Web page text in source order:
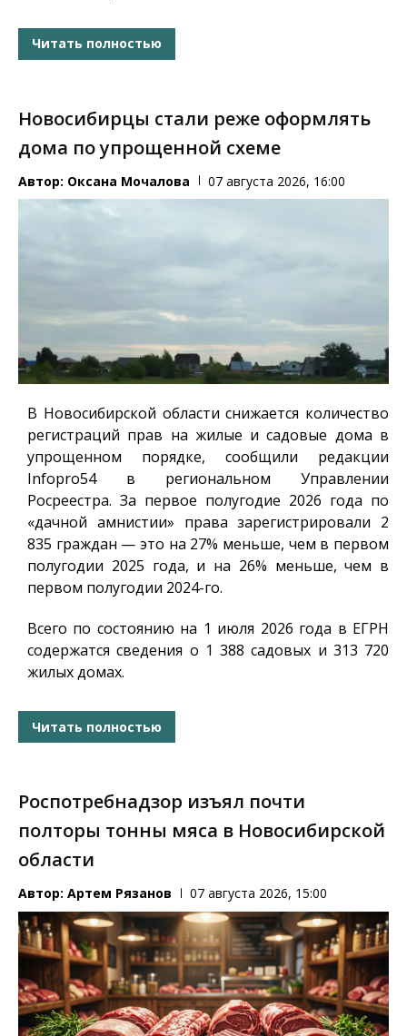
Читать полностью
Новосибирцы стали реже оформлять
дома по упрощенной схеме
Автор: Оксана Мочалова 07 августа 2026, 16:00
В Новосибирской области снижается количество
регистраций прав на жилые и садовые дома в
упрощенном порядке, сообщили редакции
Infopro54в региональном Управлении
Росреестра. За первое полугодие 2026 года по
«дачной амнистии» права зарегистрировали 2
835 граждан — это на 27% меньше, чем в первом
полугодии 2025 года, и на 26% меньше, чем в
первом полугодии 2024-го.
Всего по состоянию на 1 июля 2026 года в ЕГРН
содержатся сведения о 1 388 садовых и 313 720
жилых домах.
Читать полностью
Роспотребнадзор изъял почти
полторы тонны мяса в Новосибирской
области
Автор: Артем Рязанов 07 августа 2026, 15:00